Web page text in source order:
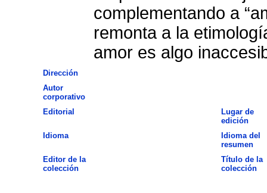
complementando a
remonta a la
amor es algo
Dirección
Autor
corporativo
Editorial
Lugar de
edición
Idioma
Idioma del
resumen
Editor de la
colección
Título de la
colección